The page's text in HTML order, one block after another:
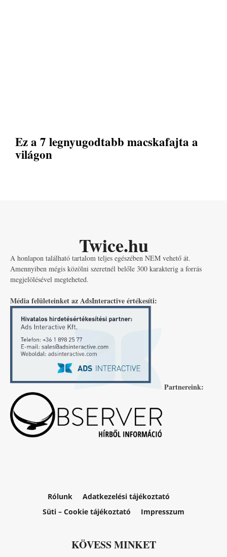
Ez a 7 legnyugodtabb macskafajta a
világon
Twice.hu
A honlapon található tartalom teljes egészében NEM vehető át.
Amennyiben mégis közölni szeretnél belőle 300 karakterig a forrás
megjelölésével megteheted.
Média felületeinket az AdsInteractive értékesíti:
Partnereink:
Rólunk
Adatkezelési tájékoztató
Süti – Cookie tájékoztató
Impresszum
KÖVESS MINKET